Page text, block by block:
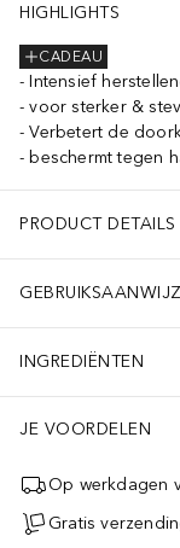
HIGHLIGHTS
CADEAU
Intensief
voor sterker &
Verbetert de
beschermt tegen
PRODUCT DETAILS
INGREDIËNTEN
JE VOORDELEN
Op werkdagen
Gratis